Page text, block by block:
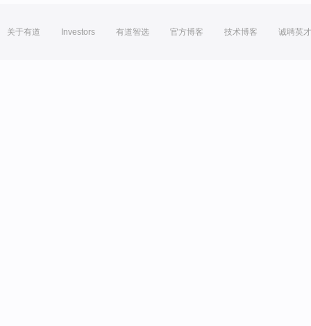
关于有道 Investors 有道智选 官方博客 技术博客 诚聘英才